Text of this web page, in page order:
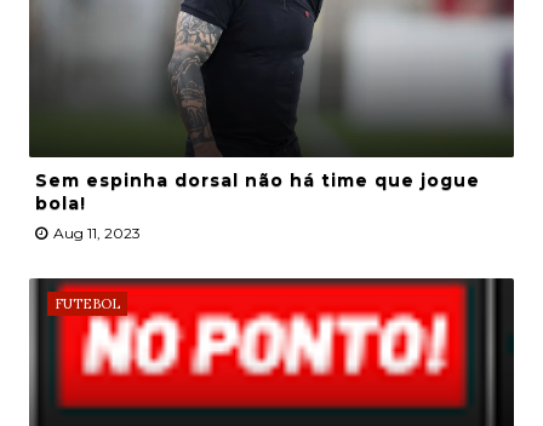
Sem espinha dorsal não há time que jogue
bola!
Aug 11, 2023
FUTEBOL